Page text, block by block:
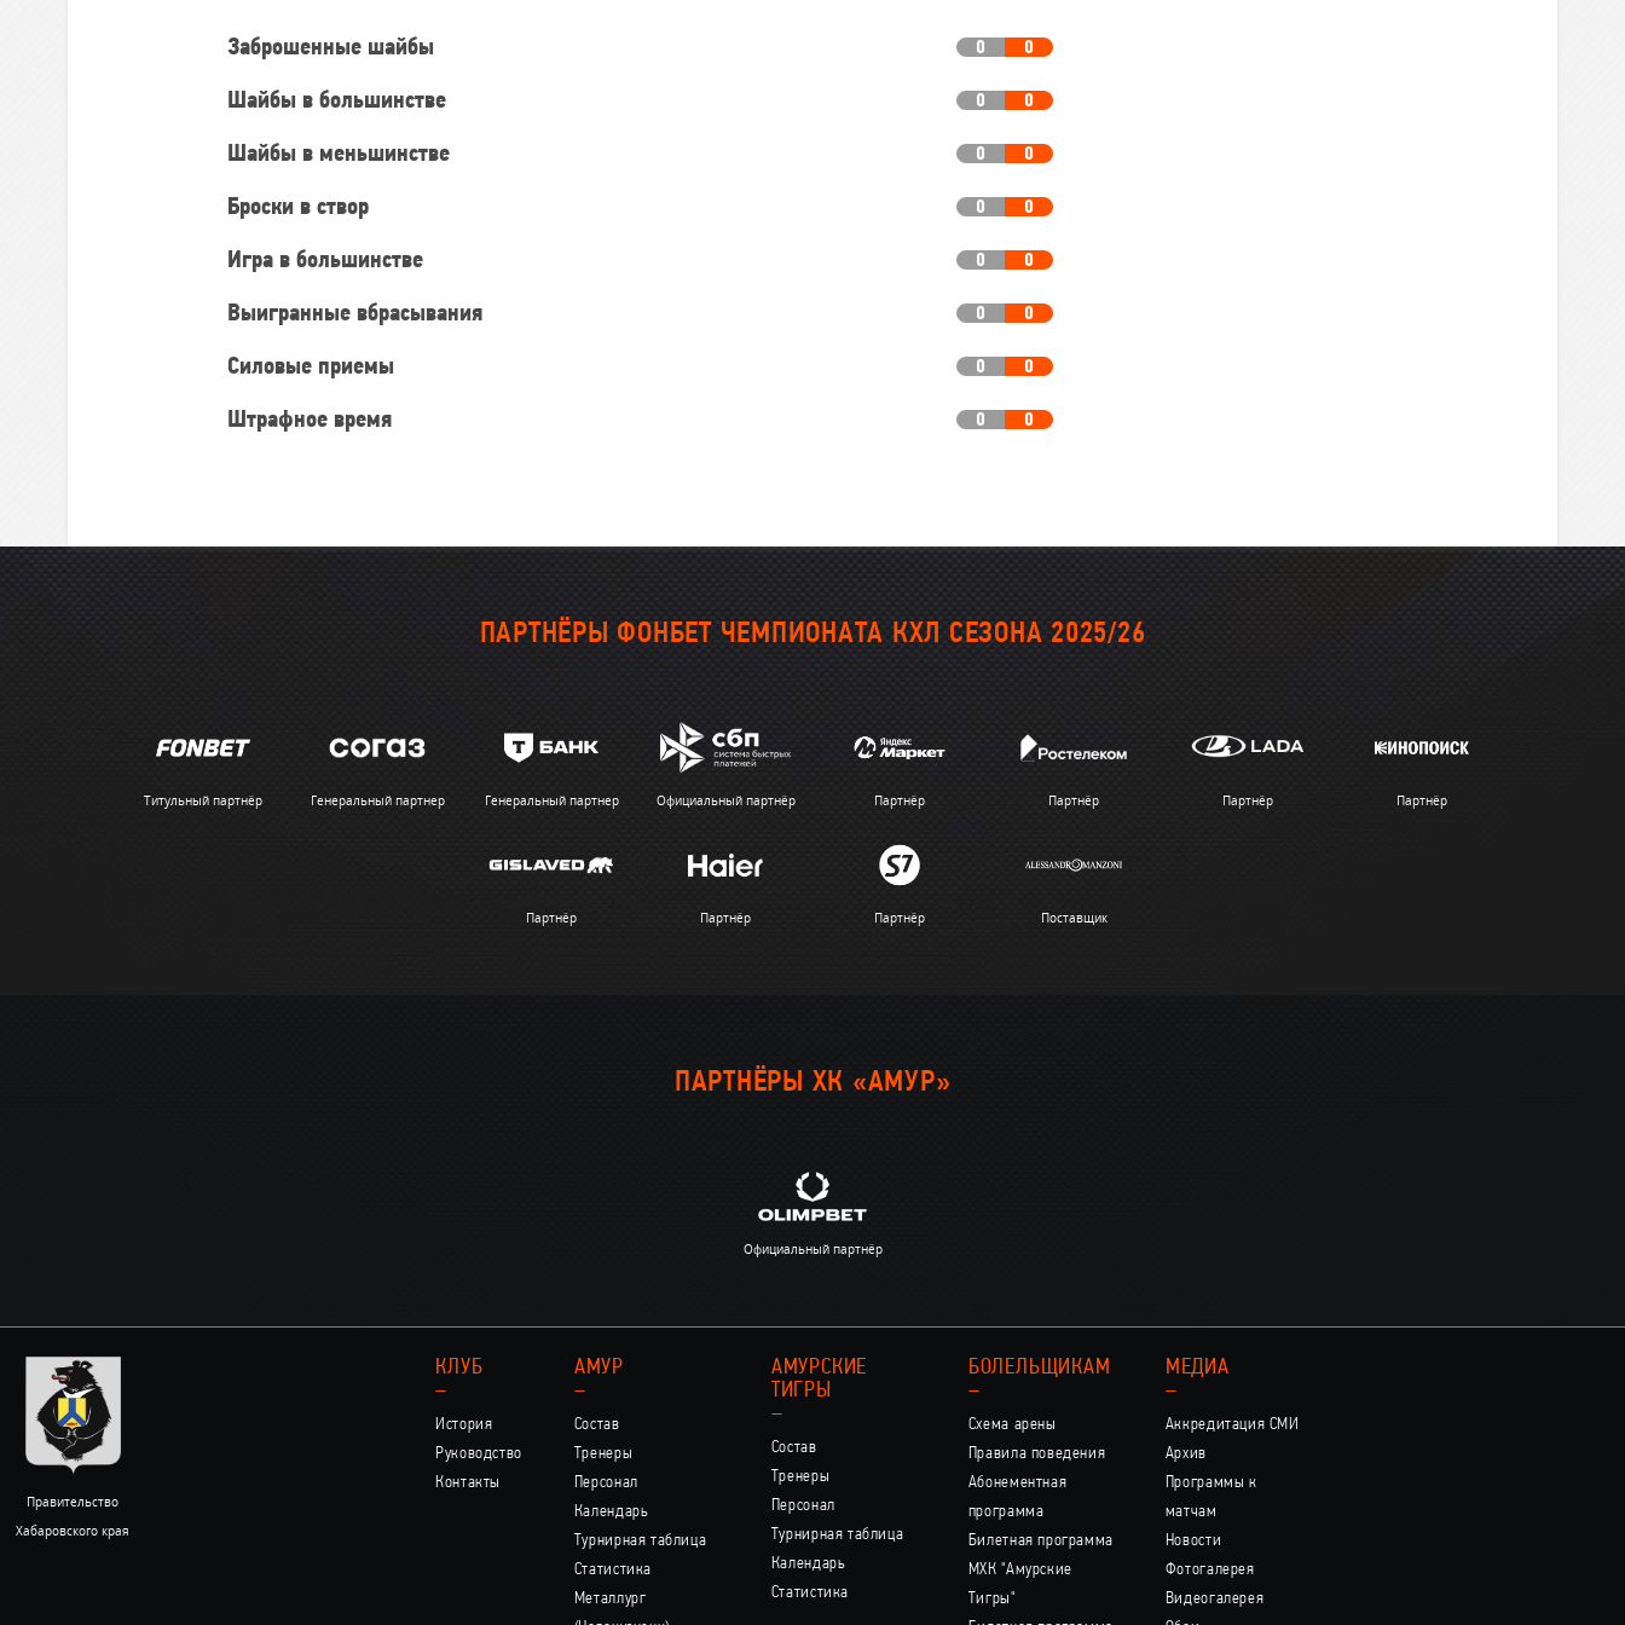
Заброшенные шайбы 0 0
Шайбы в большинстве 0 0
Шайбы в меньшинстве 0 0
Броски в створ 0 0
Игра в большинстве 0 0
Выигранные вбрасывания 0 0
Силовые приемы 0 0
Штрафное время 0 0
ПАРТНЁРЫ ФОНБЕТ ЧЕМПИОНАТА КХЛ СЕЗОНА 2025/26
Титульный партнёр Генеральный партнер Генеральный партнер Официальный партнёр Партнёр Партнёр Партнёр Партнёр
Партнёр Партнёр Партнёр Поставщик
ПАРТНЁРЫ ХК «АМУР»
Официальный партнёр
Правительство
Хабаровского края
КЛУБ
–
История
Руководство
Контакты
АМУР
–
Состав
Тренеры
Персонал
Календарь
Турнирная таблица
Статистика
Металлург
АМУРСКИЕ
ТИГРЫ
–
Состав
Тренеры
Персонал
Турнирная таблица
Календарь
Статистика
БОЛЕЛЬЩИКАМ
–
Схема арены
Правила поведения
Абонементная
программа
Билетная программа
МХК "Амурские
Тигры"
МЕДИА
–
Аккредитация СМИ
Архив
Программы к
матчам
Новости
Фотогалерея
Видеогалерея